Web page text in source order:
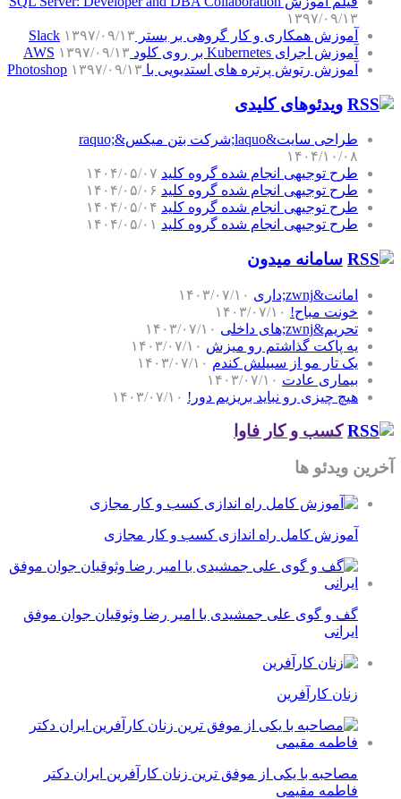
۱۳۹۷/۰۹/۱۳
آموزش همکاری و کار گروهی بر بستر Slack ۱۳۹۷/۰۹/۱۳
آموزش اجرای Kubernetes بر روی کلود AWS
۱۳۹۷/۰۹/۱۳
آموزش رتوش پرتره های استدیویی با Photoshop ۱۳۹۷/۰۹/۱۳
ویدئوهای کلیدی
طراحی سایت&laquo;شرکت بتن میکس&raquo;
۱۴۰۴/۱۰/۰۸
طرح توجیهی انجام شده گروه کلید ۱۴۰۴/۰۵/۰۷
طرح توجیهی انجام شده گروه کلید ۱۴۰۴/۰۵/۰۶
طرح توجیهی انجام شده گروه کلید ۱۴۰۴/۰۵/۰۴
طرح توجیهی انجام شده گروه کلید ۱۴۰۴/۰۵/۰۱
سامانه میدون
امانت&zwnj;داری
۱۴۰۳/۰۷/۱۰
خونت مباح! ۱۴۰۳/۰۷/۱۰
تحریم&zwnj;های داخلی
۱۴۰۳/۰۷/۱۰
یه پاکت گذاشتم رو میزش ۱۴۰۳/۰۷/۱۰
یک تار مو از سبیلش کندم ۱۴۰۳/۰۷/۱۰
بیماری عادت ۱۴۰۳/۰۷/۱۰
هیچ چیزی رو نباید بریزیم دور! ۱۴۰۳/۰۷/۱۰
کسب و کار فاوا
آخرین ویدئو ها
آموزش کامل راه اندازی کسب و کار مجازی
گف و گوی علی جمشیدی با امیر رضا وثوقیان جوان موفق
ایرانی
زنان کارآفرین
مصاحبه با یکی از موفق ترین زنان کارآفرین ایران دکتر
فاطمه مقیمی